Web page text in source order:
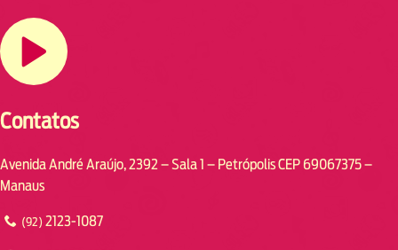
Contatos
Avenida André Araújo, 2392 – Sala 1 – Petrópolis CEP 69067375 –
Manaus
(92) 2123-1087